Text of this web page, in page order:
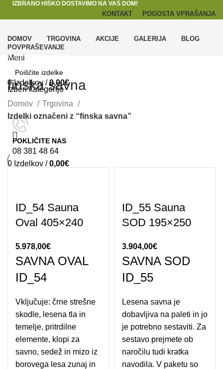
IZBRANO HIŠKO DOSTAVIMO NA VAŠ DOM!
KONTAKT POGOSTA VPRAŠANJA
DOMOV TRGOVINA AKCIJE GALERIJA
BLOG
POVPRAŠEVANJE
Meni
0Izdelkov / 0,00€
Kategorije
Izberi kategorijo
SEARCH
POKLIČITE NAS
08 381 48 64
0 Izdelkov / 0,00€
finska savna
Domov
Trgovina
Izdelki označeni z “finska savna”
ID_54 Sauna
Oval 405×240
5.978,00€
SAVNA OVAL
ID_54
Vključuje: črne strešne
skodle, lesena tla in
temelje, pritrdilne
elemente, klopi za
savno, sedež in mizo iz
borovega lesa zunaj in
ID_55 Sauna
SOD 195×250
3.904,00€
SAVNA SOD
ID_55
Lesena savna je
dobavljiva na paleti in jo
je potrebno sestaviti. Za
sestavo prejmete ob
naročilu tudi kratka
navodila. V paketu so